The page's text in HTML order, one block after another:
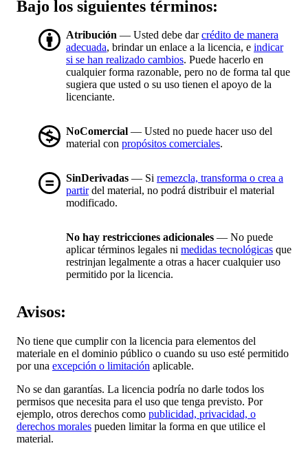
Bajo los siguientes términos:
Atribución — Usted debe darcrédito de manera
adecuada, brindar un enlace a la licencia, e indicar
si se han realizado cambios. Puede hacerlo en
cualquier forma razonable, pero no de forma tal que
sugiera que usted o su uso tienen el apoyo de la
licenciante.
NoComercial — Usted no puede hacer uso del
material con propósitos comerciales.
SinDerivadas — Si remezcla, transforma o crea a
partirdel material, no podrá distribuir el material
modificado.
No hay restricciones adicionales — No puede
aplicar términos legales ni medidas tecnológicas que
restrinjan legalmente a otras a hacer cualquier uso
permitido por la licencia.
Avisos:
No tiene que cumplir con la licencia para elementos del
materiale en el dominio público o cuando su uso esté permitido
por una excepción o limitación aplicable.
No se dan garantías. La licencia podría no darle todos los
permisos que necesita para el uso que tenga previsto. Por
ejemplo, otros derechos como publicidad, privacidad, o
derechos morales pueden limitar la forma en que utilice el
material.